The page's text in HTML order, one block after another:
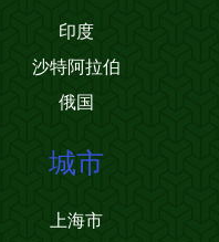
印度
沙特阿拉伯
俄国
城市
上海市